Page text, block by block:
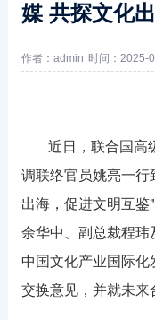
媒 共探文化
作者：admin 时间：2025-
近日，联合国高
调联络官员姚亮一
出海，促进文明互
余华中、副总裁程
中国文化产业国际
交换意见，并就未来